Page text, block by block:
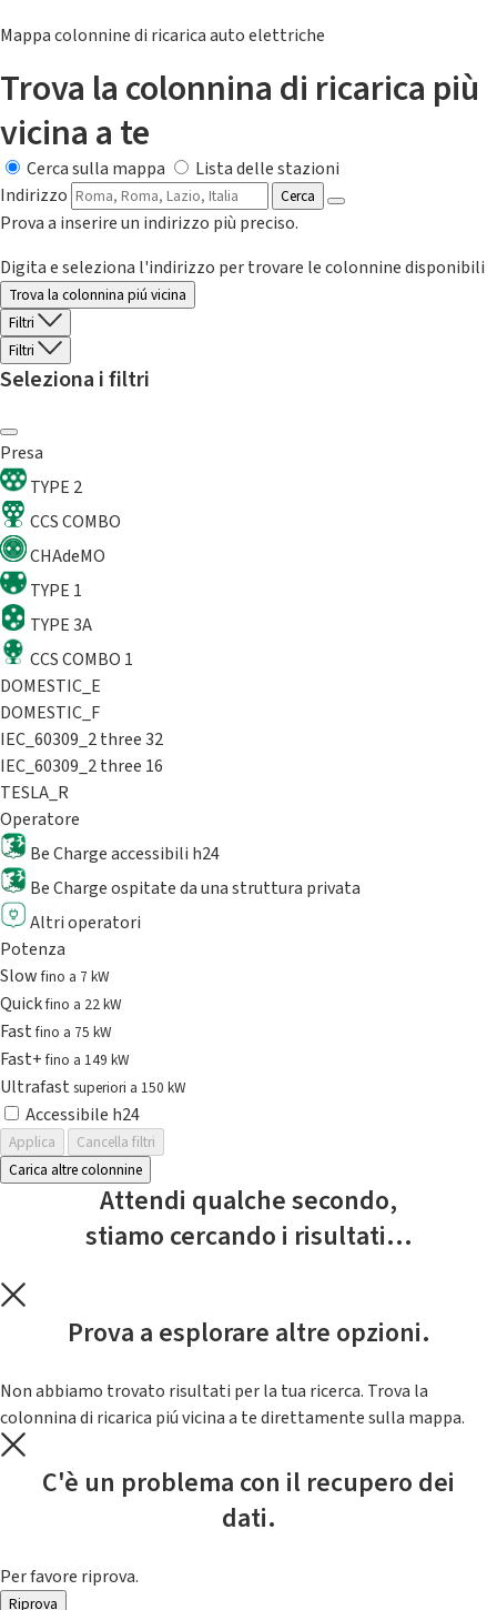
Mappa colonnine di ricarica auto elettriche
Trova la colonnina di ricarica più
vicina a te
Cerca sulla mappa
Lista delle stazioni
Indirizzo
Cerca
Prova a inserire un indirizzo più preciso.
Digita e seleziona l'indirizzo per trovare le colonnine disponibili
Trova la colonnina piú vicina
Filtri
Filtri
Seleziona i filtri
Presa
TYPE 2
CCS COMBO
CHAdeMO
TYPE 1
TYPE 3A
CCS COMBO 1
DOMESTIC_E
DOMESTIC_F
IEC_60309_2 three 32
IEC_60309_2 three 16
TESLA_R
Operatore
Be Charge accessibili h24
Be Charge ospitate da una struttura privata
Altri operatori
Potenza
Slowfino a 7 kW
Quickfino a 22 kW
Fastfino a 75 kW
Fast+fino a 149 kW
Ultrafast superiori a 150 kW
Accessibile h24
Applica
Cancella filtri
Carica altre colonnine
Attendi qualche secondo,
stiamo cercando i risultati...
Prova a esplorare altre opzioni.
Non abbiamo trovato risultati per la tua ricerca. Trova la
colonnina di ricarica piú vicina a te direttamente sulla mappa.
C'è un problema con il recupero dei
dati.
Per favore riprova.
Riprova